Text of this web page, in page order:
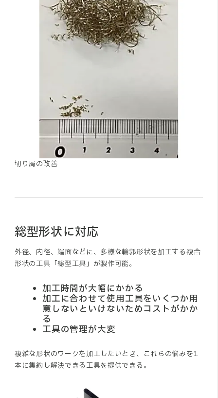
切り屑の改善
総型形状に対応
外径、内径、端面などに、多様な輪郭形状を加工する複合
形状の工具「総型工具」が製作可能。
加工時間が大幅にかかる
加工に合わせて使用工具をいくつか用
意しないといけないためコストがかか
る
工具の管理が大変
複雑な形状のワークを加工したいとき、これらの悩みを1
本に集約し解決できる工具を提供できる。